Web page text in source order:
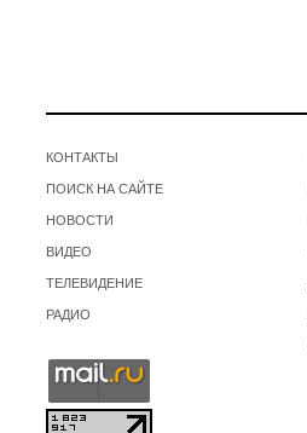
КОНТАКТЫ
ПОИСК НА САЙТЕ
НОВОСТИ
ВИДЕО
ТЕЛЕВИДЕНИЕ
РАДИО